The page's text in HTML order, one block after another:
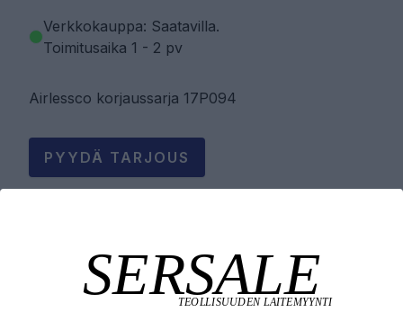
Verkkokauppa: Saatavilla.
Toimitusaika 1 - 2 pv
Airlessco korjaussarja 17P094
PYYDÄ TARJOUS